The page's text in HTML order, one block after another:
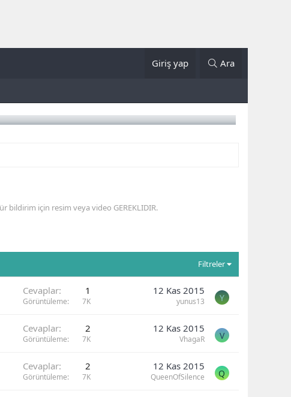
Giriş yap Ara
için resim veya video GEREKLIDIR.
Filtreler
Cevaplar 1
Görüntüleme 7K
12 Kas 2015
yunus13 Y
Cevaplar 2
Görüntüleme 7K
12 Kas 2015
VhagaR V
Cevaplar 2
Görüntüleme 7K
12 Kas 2015
QueenOfSilence Q